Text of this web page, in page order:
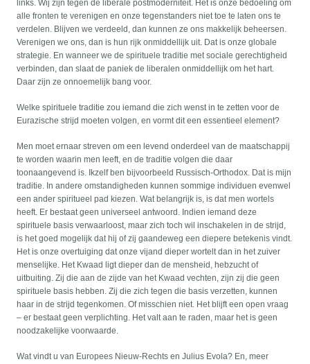
links. Wij zijn tegen de liberale postmoderniteit. Het is onze bedoeling om
alle fronten te verenigen en onze tegenstanders niet toe te laten ons te
verdelen. Blijven we verdeeld, dan kunnen ze ons makkelijk beheersen.
Verenigen we ons, dan is hun rijk onmiddellijk uit. Dat is onze globale
strategie. En wanneer we de spirituele traditie met sociale gerechtigheid
verbinden, dan slaat de paniek de liberalen onmiddellijk om het hart.
Daar zijn ze onnoemelijk bang voor.
Welke spirituele traditie zou iemand die zich wenst in te zetten voor de
Eurazische strijd moeten volgen, en vormt dit een essentieel element?
Men moet ernaar streven om een levend onderdeel van de maatschappij
te worden waarin men leeft, en de traditie volgen die daar
toonaangevend is. Ikzelf ben bijvoorbeeld Russisch-Orthodox. Dat is mijn
traditie. In andere omstandigheden kunnen sommige individuen evenwel
een ander spiritueel pad kiezen. Wat belangrijk is, is dat men wortels
heeft. Er bestaat geen universeel antwoord. Indien iemand deze
spirituele basis verwaarloost, maar zich toch wil inschakelen in de strijd,
is het goed mogelijk dat hij of zij gaandeweg een diepere betekenis vindt.
Het is onze overtuiging dat onze vijand dieper wortelt dan in het zuiver
menselijke. Het Kwaad ligt dieper dan de mensheid, hebzucht of
uitbuiting. Zij die aan de zijde van het Kwaad vechten, zijn zij die geen
spirituele basis hebben. Zij die zich tegen die basis verzetten, kunnen
haar in de strijd tegenkomen. Of misschien niet. Het blijft een open vraag
– er bestaat geen verplichting. Het valt aan te raden, maar het is geen
noodzakelijke voorwaarde.
Wat vindt u van Europees Nieuw-Rechts en Julius Evola? En, meer